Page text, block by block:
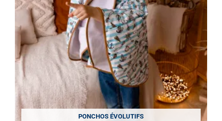
PONCHOS ÉVOLUTIFS